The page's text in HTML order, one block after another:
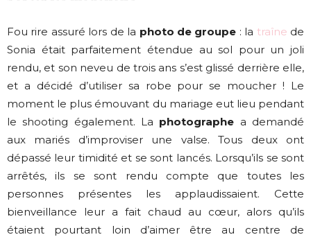
Fou rire assuré lors de la photo de groupe : la traîne de
Sonia était parfaitement étendue au sol pour un joli
rendu, et son neveu de trois ans s’est glissé derrière elle,
et a décidé d’utiliser sa robe pour se moucher ! Le
moment le plus émouvant du mariage eut lieu pendant
le shooting également. La photographe a demandé
aux mariés d’improviser une valse. Tous deux ont
dépassé leur timidité et se sont lancés. Lorsqu’ils se sont
arrêtés, ils se sont rendu compte que toutes les
personnes présentes les applaudissaient. Cette
bienveillance leur a fait chaud au cœur, alors qu’ils
étaient pourtant loin d’aimer être au centre de